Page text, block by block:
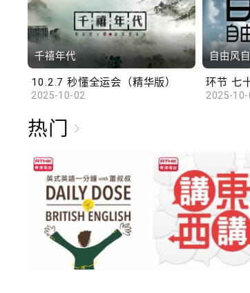
千禧年代
10.2.7 秒懂全运会（精华版）
2025-10-02
自由风
环节 七
2025-10-
热门